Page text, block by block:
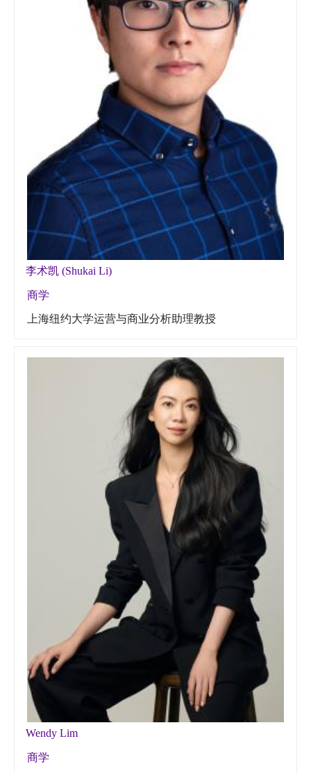
李术凯 (Shukai Li)
商学
上海纽约大学运营与商业分析助理教授
Wendy Lim
商学